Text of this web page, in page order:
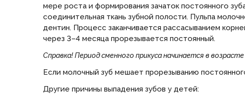
мере роста и формирования зачаток постоянного
соединительная ткань зубной полости. Пульпа
дентин. Процесс заканчивается рассасыванием
через 3–4 месяца прорезывается постоянный.
Справка! Период сменного прикуса начинается в
Если молочный зуб мешает прорезыванию
Другие причины выпадения зубов у детей: